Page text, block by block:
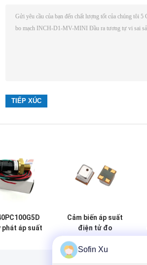
phát áp suất
Cảm biến áp suất
điện tử đo
XGZP131 15V DC
2000 kPa cho
thiết bị áp suất
Sofin Xu